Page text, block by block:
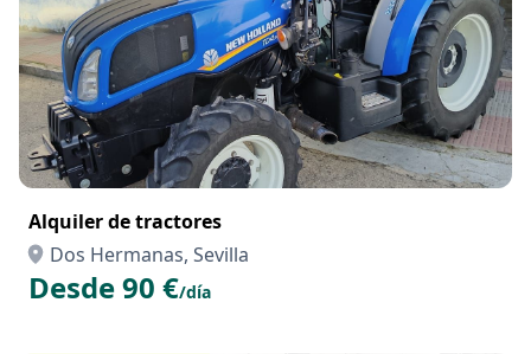
Alquiler de tractores
Dos Hermanas, Sevilla
Desde 90 €/día